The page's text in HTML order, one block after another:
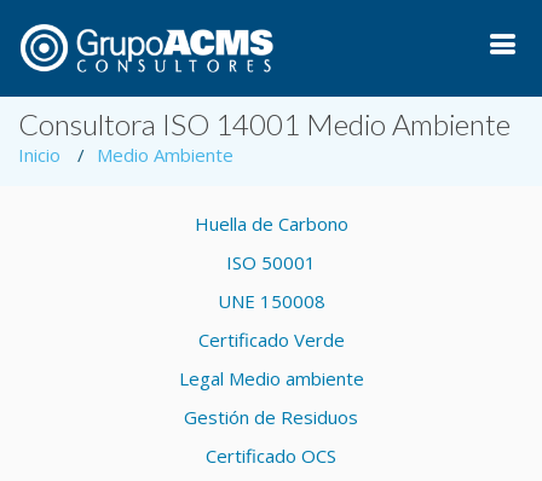
Consultora ISO 14001 Medio Ambiente
Inicio Medio Ambiente
Huella de Carbono
ISO 50001
UNE 150008
Certificado Verde
Legal Medio ambiente
Gestión de Residuos
Certificado OCS